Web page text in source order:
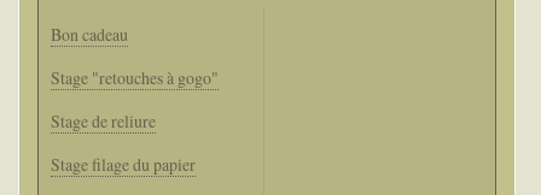
Bon cadeau
Stage "retouches à gogo"
Stage de reliure
Stage filage du papier